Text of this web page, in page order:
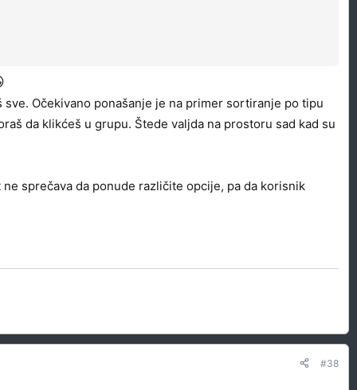
Očekivano ponašanje je na primer sortiranje po tipu
da klikćeš u grupu. Štede valjda na prostoru sad kad su
sprečava da ponude različite opcije, pa da korisnik
#38